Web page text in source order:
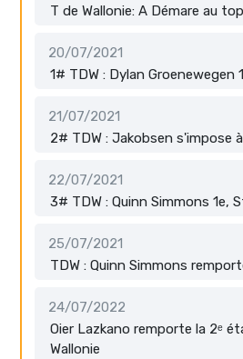
T de Wallonie: A Démare au top
20/07/2021
1# TDW : Dylan Groenewegen
21/07/2021
2# TDW : Jakobsen s'impose
22/07/2021
3# TDW : Quinn Simmons 1e,
25/07/2021
TDW : Quinn Simmons
24/07/2022
Oier Lazkano remporte la 2ᵉ
Wallonie